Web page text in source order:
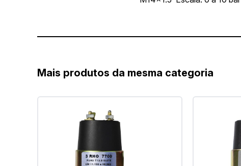
Mais produtos da mesma categoria